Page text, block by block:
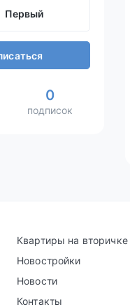
Первый
0
подписок
Квартиры на вторичке
Новостройки
Новости
Контакты